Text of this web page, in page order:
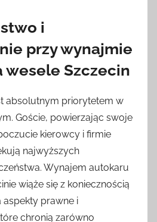
i
przy wynajmie
wesele Szczecin
absolutnym priorytetem w
Goście, powierzając swoje
kierowcy i firmie
najwyższych
Wynajem autokaru
wiąże się z koniecznością
aspekty prawne i
chronią zarówno